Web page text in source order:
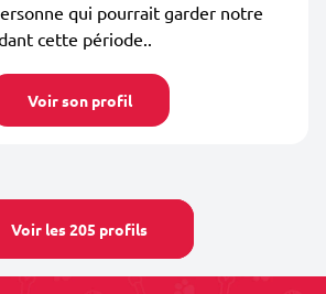
qui pourrait garder notre
cette période..
Voir son profil
Voir les 205 profils